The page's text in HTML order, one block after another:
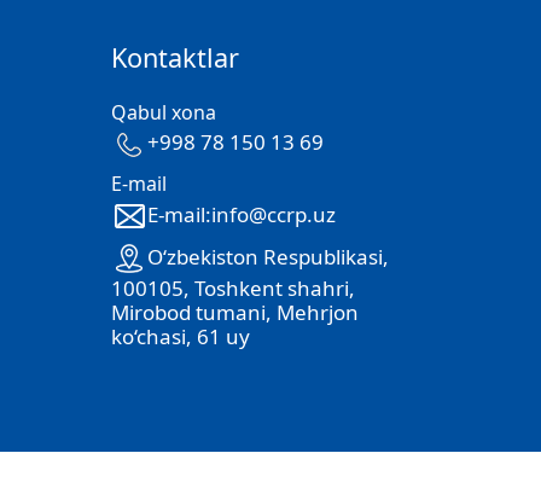
Kontaktlar
Qabul xona
+998 78 150 13 69
E-mail
E-mail:info@ccrp.uz
O‘zbekiston Respublikasi,
100105, Toshkent shahri,
Mirobod tumani, Mehrjon
ko‘chasi, 61 uy